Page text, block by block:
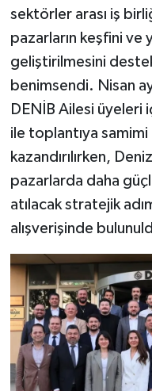
sektörler arası iş
pazarların keşfini ve
geliştirilmesini
benimsendi. Nisan
DENİB Ailesi üyeleri
ile toplantıya
kazandırılırken,
pazarlarda daha
atılacak stratejik
alışverişinde